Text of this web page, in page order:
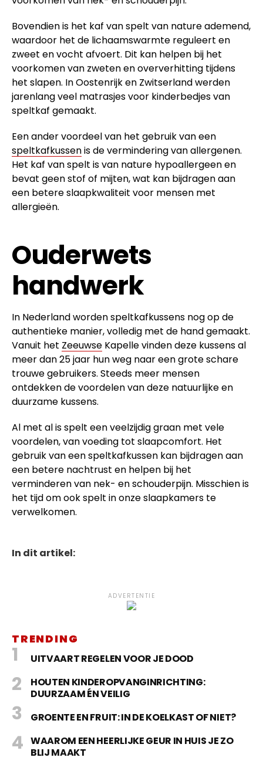
Bovendien is het kaf van spelt van nature ademend,
waardoor het de lichaamswarmte reguleert en
zweet en vocht afvoert. Dit kan helpen bij het
voorkomen van zweten en oververhitting tijdens
het slapen. In Oostenrijk en Zwitserland werden
jarenlang veel matrasjes voor kinderbedjes van
speltkaf gemaakt.
Een ander voordeel van het gebruik van een
speltkafkussenis de vermindering van allergenen.
Het kaf van spelt is van nature hypoallergeen en
bevat geen stof of mijten, wat kan bijdragen aan
een betere slaapkwaliteit voor mensen met
allergieën.
Ouderwets
handwerk
In Nederland worden speltkafkussens nog op de
authentieke manier, volledig met de hand gemaakt.
Vanuit het Zeeuwse Kapelle vinden deze kussens al
meer dan 25 jaar hun weg naar een grote schare
trouwe gebruikers. Steeds meer mensen
ontdekken de voordelen van deze natuurlijke en
duurzame kussens.
Al met al is spelt een veelzijdig graan met vele
voordelen, van voeding tot slaapcomfort. Het
gebruik van een speltkafkussen kan bijdragen aan
een betere nachtrust en helpen bij het
verminderen van nek- en schouderpijn. Misschien is
het tijd om ook spelt in onze slaapkamers te
verwelkomen.
In dit artikel:
ADVERTENTIE
TRENDING
UITVAART REGELEN VOOR JE DOOD
HOUTEN KINDEROPVANGINRICHTING:
DUURZAAM ÉN VEILIG
GROENTE EN FRUIT: IN DE KOELKAST OF NIET?
WAAROM EEN HEERLIJKE GEUR IN HUIS JE ZO
BLIJ MAAKT